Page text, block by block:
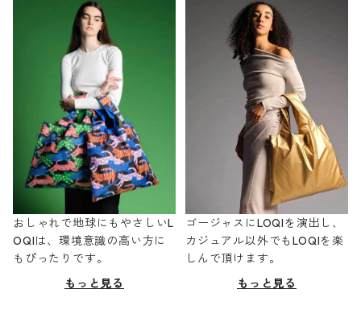
おしゃれで地球にもやさしいL
OQIは、環境意識の高い方に
もぴったりです。
もっと見る
ゴージャスにLOQIを演出し、
カジュアル以外でもLOQIを楽
しんで頂けます。
もっと見る